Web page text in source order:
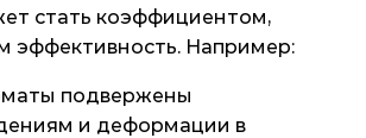
стать коэффициентом,
Например:
подвержены
и деформации в